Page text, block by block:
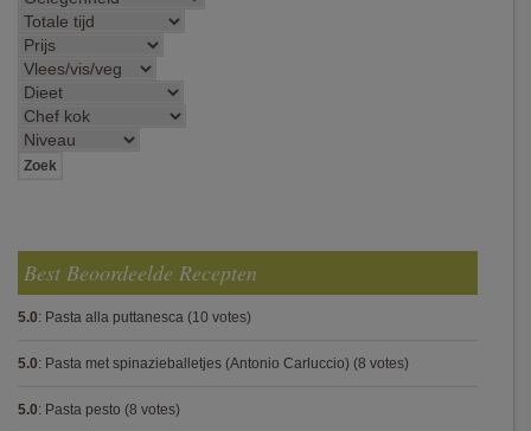
Best Beoordeelde Recepten
5.0: Pasta alla puttanesca (10 votes)
5.0: Pasta met spinazieballetjes (Antonio Carluccio) (8 votes)
5.0: Pasta pesto (8 votes)